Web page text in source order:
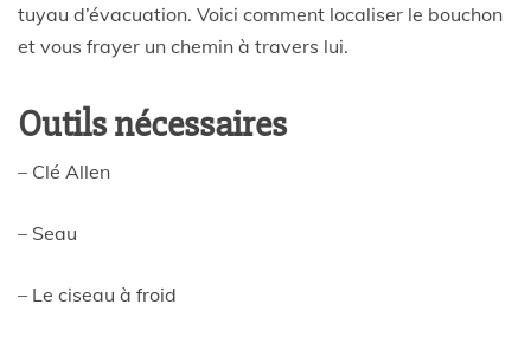
tuyau d’évacuation. Voici comment localiser le bouchon
et vous frayer un chemin à travers lui.
Outils nécessaires
– Clé Allen
– Seau
– Le ciseau à froid